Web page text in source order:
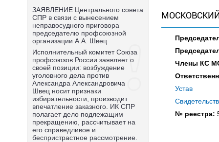
ЗАЯВЛЕНИЕ Центрального совета
СПР в связи с вынесением
неправосудного приговора
председателю профсоюзной
организации А.А. Швец
Исполнительный комитет Союза
профсоюзов России заявляет о
своей позиции: возбуждение
уголовного дела против
Александра Александровича
Швец носит признаки
избирательности, производит
впечатление заказного. ИК СПР
полагает дело подлежащим
прекращению, рассчитывает на
его справедливое и
беспристрастное рассмотрение.
Члены КС
Устав
№ реестра: